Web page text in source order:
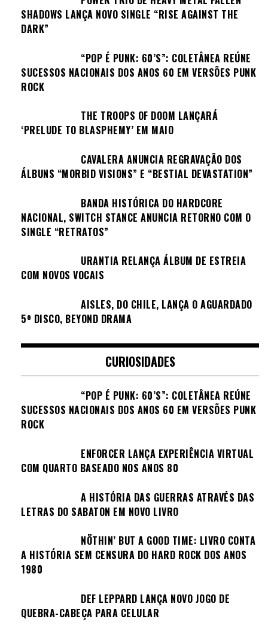
SHADOWS LANÇA NOVO SINGLE “RISE AGAINST THE
DARK”
“POP É PUNK: 60’S”: COLETÂNEA REÚNE
SUCESSOS NACIONAIS DOS ANOS 60 EM VERSÕES PUNK
ROCK
THE TROOPS OF DOOM LANÇARÁ
‘PRELUDE TO BLASPHEMY’ EM MAIO
CAVALERA ANUNCIA REGRAVAÇÃO DOS
ÁLBUNS “MORBID VISIONS” E “BESTIAL DEVASTATION”
BANDA HISTÓRICA DO HARDCORE
NACIONAL, SWITCH STANCE ANUNCIA RETORNO COM O
SINGLE “RETRATOS”
URANTIA RELANÇA ÁLBUM DE ESTREIA
COM NOVOS VOCAIS
AISLES, DO CHILE, LANÇA O AGUARDADO
5º DISCO, BEYOND DRAMA
CURIOSIDADES
“POP É PUNK: 60’S”: COLETÂNEA REÚNE
SUCESSOS NACIONAIS DOS ANOS 60 EM VERSÕES PUNK
ROCK
ENFORCER LANÇA EXPERIÊNCIA VIRTUAL
COM QUARTO BASEADO NOS ANOS 80
A HISTÓRIA DAS GUERRAS ATRAVÉS DAS
LETRAS DO SABATON EM NOVO LIVRO
NÖTHIN’ BUT A GOOD TIME: LIVRO CONTA
A HISTÓRIA SEM CENSURA DO HARD ROCK DOS ANOS
1980
DEF LEPPARD LANÇA NOVO JOGO DE
QUEBRA-CABEÇA PARA CELULAR